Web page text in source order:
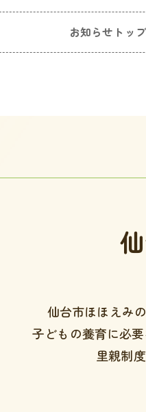
お知らせトップ
仙台市ほほえみの
子どもの養育に必要
里親制